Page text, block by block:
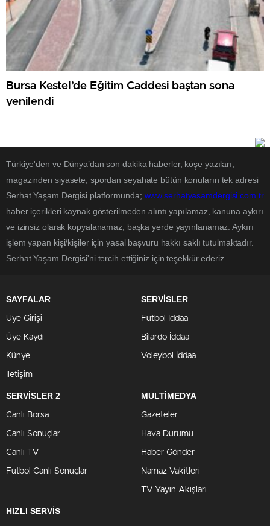
Bursa Kestel’de Eğitim Caddesi baştan sona
yenilendi
Türkiye'den ve Dünya’dan son dakika haberler, köşe yazıları,
magazinden siyasete, spordan seyahate bütün konuların tek adresi
Serhat Yaşam Dergisi platformunda; www.serhatyasamdergisi.com.tr
haber içerikleri kaynak gösterilmeden alıntı yapılamaz, kanuna aykırı
ve izinsiz olarak kopyalanamaz, başka yerde yayınlanamaz. Aykırı
işlem yapan kişi/kişiler için yasal başvuru hakkı saklı tutulmaktadır.
Serhat Yaşam Dergisi'ni tercih ettiğiniz için teşekkür ederiz.
SAYFALAR
Üye Girişi
Üye Kaydı
Künye
İletişim
SERVİSLER
Futbol İddaa
Bilardo İddaa
Voleybol İddaa
SERVİSLER 2
Canlı Borsa
Canlı Sonuçlar
Canlı TV
Futbol Canlı Sonuçlar
MULTİMEDYA
Gazeteler
Hava Durumu
Haber Gönder
Namaz Vakitleri
TV Yayın Akışları
HIZLI SERVİS